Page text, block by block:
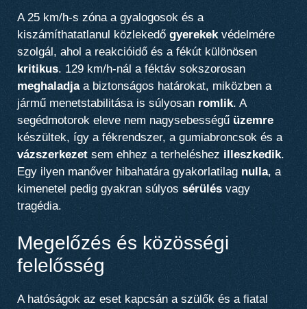
A 25 km/h-s zóna a gyalogosok és a
kiszámíthatatlanul közlekedő gyerekek védelmére
szolgál, ahol a reakcióidő és a fékút különösen
kritikus. 129 km/h-nál a féktáv sokszorosan
meghaladjaa biztonságos határokat, miközben a
jármű menetstabilitása is súlyosan romlik. A
segédmotorok eleve nem nagysebességű üzemre
készültek, így a fékrendszer, a gumiabroncsok és a
vázszerkezet sem ehhez a terheléshez illeszkedik.
Egy ilyen manőver hibahatára gyakorlatilag nulla, a
kimenetel pedig gyakran súlyos sérülés vagy
tragédia.
Megelőzés és közösségi
felelősség
A hatóságok az eset kapcsán a szülők és a fiatal